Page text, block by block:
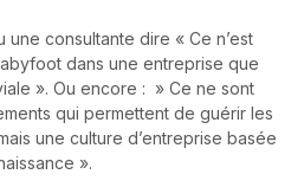
une consultante dire « Ce n’est
dans une entreprise que
». Ou encore : » Ce ne sont
qui permettent de guérir les
une culture d’entreprise basée
».